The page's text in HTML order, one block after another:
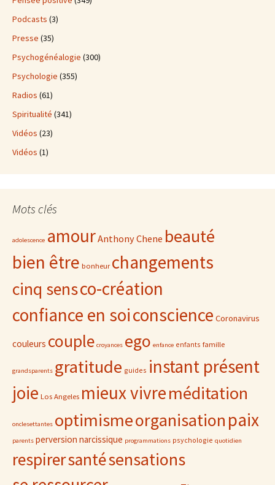
Podcasts (3)
Presse (35)
Psychogénéalogie (300)
Psychologie (355)
Radios (61)
Spiritualité (341)
Vidéos (23)
Vidéos (1)
Mots clés
adolescence amourAnthony Chene beauté
bien être bonheur changements
cinq sensco-création
confiance en soiconscience Coronavirus
couleurs couple croyances ego enfance enfants famille
grandsparents gratitude guides instant présent
joie Los Angeles mieux vivreméditation
onclesettantes optimismeorganisationpaix
parents perversion narcissique programmations psychologie quotidien
respirersantésensations